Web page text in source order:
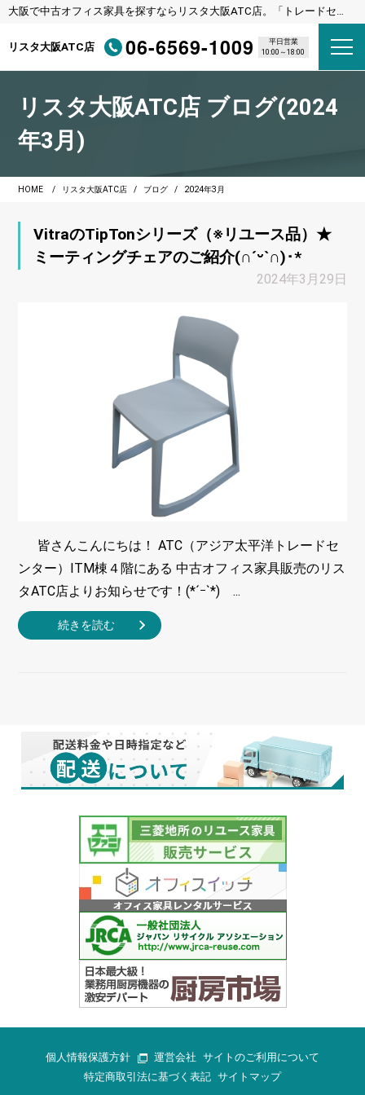
大阪で中古オフィス家具を探すならリスタ大阪ATC店。「トレードセン
リスタ大阪ATC店
06-6569-1009
平日営業
10:00～18:00
リスタ大阪ATC店 ブログ(2024
年3月)
HOME リスタ大阪ATC店 ブログ 2024年3月
VitraのTipTonシリーズ（※リユース品）★
ミーティングチェアのご紹介(∩ˊᵕˋ∩)･*
2024年3月29日
皆さんこんにちは！ ATC（アジア太平洋トレードセ
ンター）ITM棟４階にある 中古オフィス家具販売のリス
タATC店よりお知らせです！(*´ｰ`*) ...
続きを読む
個人情報保護方針 運営会社 サイトのご利用について
特定商取引法に基づく表記 サイトマップ